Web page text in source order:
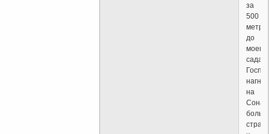
за
500
до
моего
сада
нагнал
на
страх